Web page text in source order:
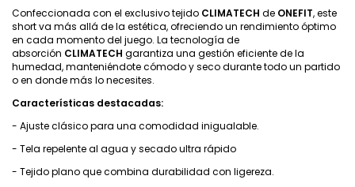
Confeccionada con el exclusivo tejido CLIMATECH de ONEFIT, este
short va más allá de la estética, ofreciendo un rendimiento óptimo
en cada momento del juego. La tecnología de
absorción CLIMATECH garantiza una gestión eficiente de la
humedad, manteniéndote cómodo y seco durante todo un partido
o en donde más lo necesites.
Características destacadas:
- Ajuste clásico para una comodidad inigualable.
- Tela repelente al agua y secado ultra rápido
- Tejido plano que combina durabilidad con ligereza.